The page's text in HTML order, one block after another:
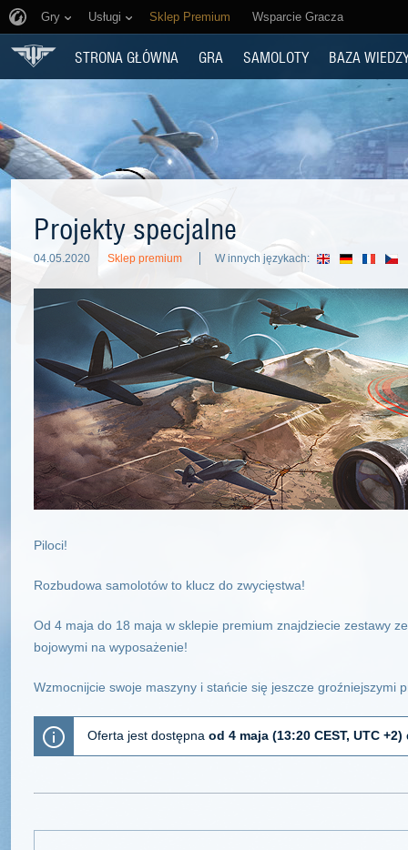
Gry Usługi Sklep Premium Wsparcie Gracza
STRONA GŁÓWNA GRA SAMOLOTY BAZA
Projekty specjalne
04.05.2020 Sklep premium W innych językach:
Piloci!
Rozbudowa samolotów to klucz do zwycięstwa!
Od 4 maja do 18 maja w sklepie premium znajdziecie zestawy
bojowymi na wyposażenie!
Wzmocnijcie swoje maszyny i stańcie się jeszcze groźniejszymi
Oferta jest dostępna od 4 maja (13:20 CEST, UTC